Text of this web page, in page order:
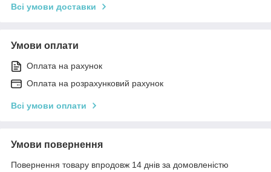
Всі умови доставки
Умови оплати
Оплата на рахунок
Оплата на розрахунковий рахунок
Всі умови оплати
Умови повернення
Повернення товару впродовж 14 днів за домовленістю